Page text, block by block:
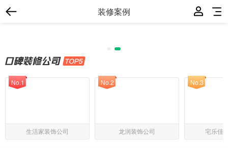
装修案例
生活家装饰公司
No.1
龙润装饰公司
No.2
宅乐佳
No.3